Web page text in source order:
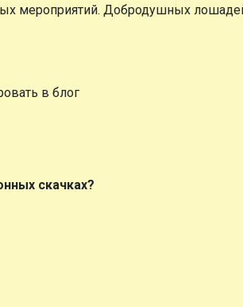
мероприятий. Добродушных
в блог
скачках?